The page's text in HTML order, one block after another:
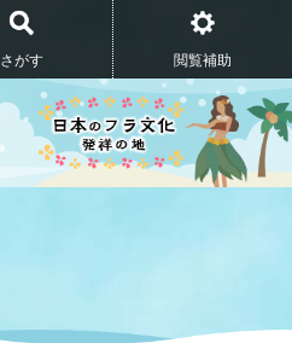
さがす 閲覧補助